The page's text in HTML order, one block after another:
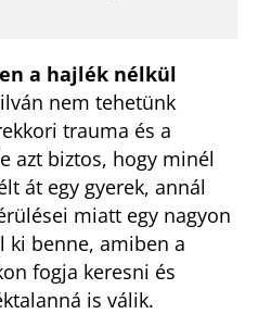
a hajlék nélkül
nem tehetünk
trauma és a
azt biztos, hogy minél
át egy gyerek, annál
miatt egy nagyon
ki benne, amiben a
fogja keresni és
is válik.